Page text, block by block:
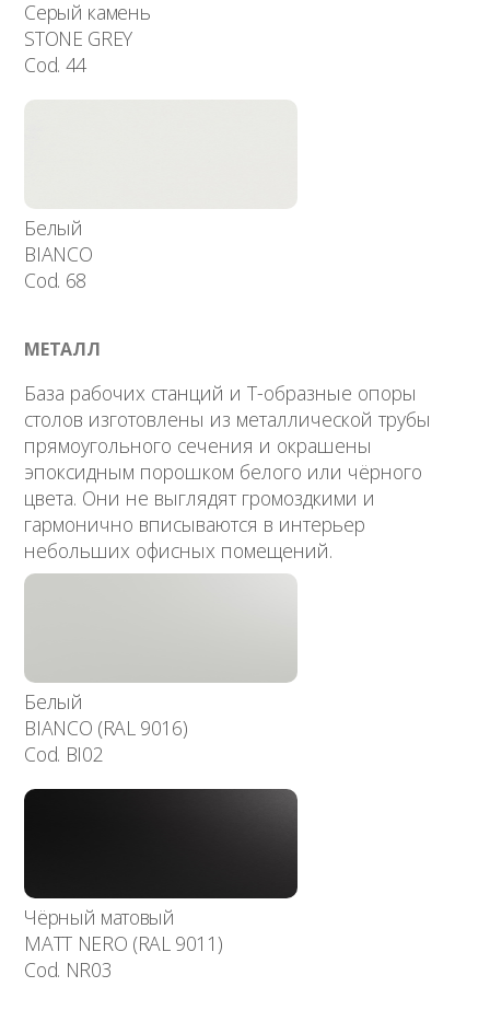
Серый камень
STONE GREY
Cod. 44
Белый
BIANCO
Cod. 68
МЕТАЛЛ
База рабочих станций и Т-образные опоры
столов изготовлены из металлической трубы
прямоугольного сечения и окрашены
эпоксидным порошком белого или чёрного
цвета. Они не выглядят громоздкими и
гармонично вписываются в интерьер
небольших офисных помещений.
Белый
BIANCO (RAL 9016)
Cod. BI02
Чёрный матовый
MATT NERO (RAL 9011)
Cod. NR03